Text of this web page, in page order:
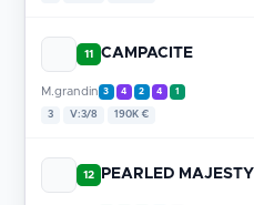
11 CAMPACITE
M.grandin 3 4 2 4 1
3 V:3/8 190K €
12 PEARLED MAJESTY